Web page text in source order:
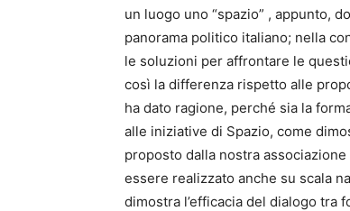
un luogo uno “spazio” , appunto,
panorama politico italiano; nella
le soluzioni per affrontare le
così la differenza rispetto alle
ha dato ragione, perché sia la
alle iniziative di Spazio, come
proposto dalla nostra
essere realizzato anche su scala
dimostra l’efficacia del dialogo tra